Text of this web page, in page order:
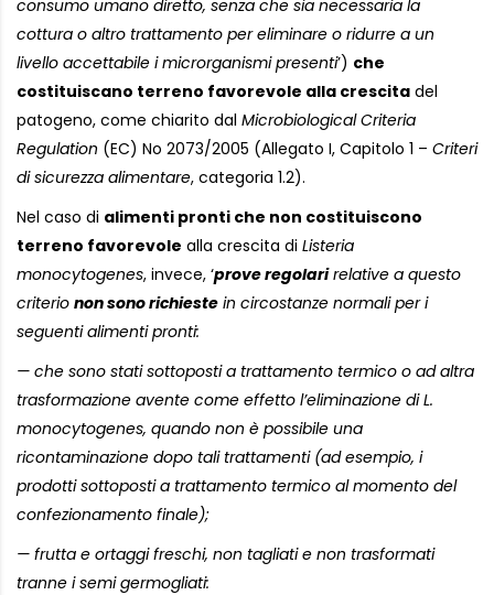
consumo umano diretto, senza che sia necessaria la
cottura o altro trattamento per eliminare o ridurre a un
livello accettabile i microrganismi presenti’) che
costituiscano terreno favorevole alla crescita del
patogeno, come chiarito dal Microbiological Criteria
Regulation (EC) No 2073/2005 (Allegato I, Capitolo 1 – Criteri
di sicurezza alimentare, categoria 1.2).
Nel caso di alimenti pronti che non costituiscono
terreno favorevole alla crescita di Listeria
monocytogenes, invece, ‘prove regolarirelative a questo
criterio non sono richieste in circostanze normali per i
seguenti alimenti pronti:
— che sono stati sottoposti a trattamento termico o ad altra
trasformazione avente come effetto l’eliminazione di L.
monocytogenes, quando non è possibile una
ricontaminazione dopo tali trattamenti (ad esempio, i
prodotti sottoposti a trattamento termico al momento del
confezionamento finale);
— frutta e ortaggi freschi, non tagliati e non trasformati
tranne i semi germogliati: